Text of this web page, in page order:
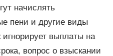
начислять
пени и другие виды
выплаты на
вопрос о взыскании